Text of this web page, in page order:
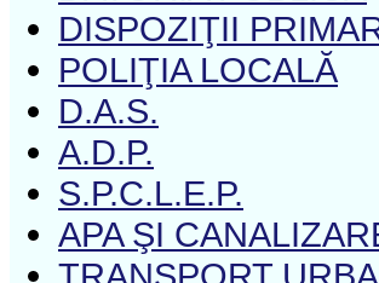
DISPOZIŢII
POLIŢIA LOCALĂ
D.A.S.
A.D.P.
S.P.C.L.E.P.
APA ŞI